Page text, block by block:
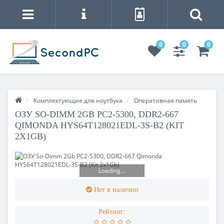
0 0 0
Комплектующие для ноутбука Оперативная память
ОЗУ SO-DIMM 2GB PC2-5300, DDR2-667
QIMONDA HYS64T128021EDL-3S-B2 (KIT
2X1GB)
Loading...
Нет в наличии
Рейтинг: